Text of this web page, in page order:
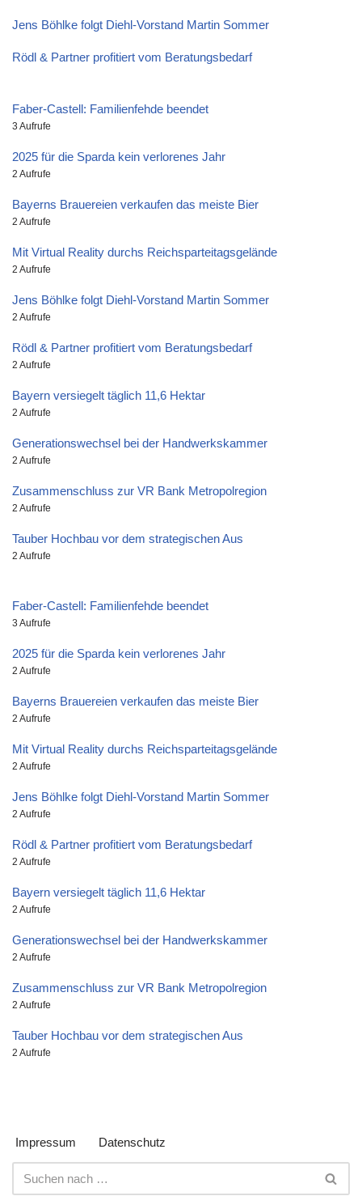
Jens Böhlke folgt Diehl-Vorstand Martin Sommer
Rödl & Partner profitiert vom Beratungsbedarf
Faber-Castell: Familienfehde beendet
3 Aufrufe
2025 für die Sparda kein verlorenes Jahr
2 Aufrufe
Bayerns Brauereien verkaufen das meiste Bier
2 Aufrufe
Mit Virtual Reality durchs Reichsparteitagsgelände
2 Aufrufe
Jens Böhlke folgt Diehl-Vorstand Martin Sommer
2 Aufrufe
Rödl & Partner profitiert vom Beratungsbedarf
2 Aufrufe
Bayern versiegelt täglich 11,6 Hektar
2 Aufrufe
Generationswechsel bei der Handwerkskammer
2 Aufrufe
Zusammenschluss zur VR Bank Metropolregion
2 Aufrufe
Tauber Hochbau vor dem strategischen Aus
2 Aufrufe
Faber-Castell: Familienfehde beendet
3 Aufrufe
2025 für die Sparda kein verlorenes Jahr
2 Aufrufe
Bayerns Brauereien verkaufen das meiste Bier
2 Aufrufe
Mit Virtual Reality durchs Reichsparteitagsgelände
2 Aufrufe
Jens Böhlke folgt Diehl-Vorstand Martin Sommer
2 Aufrufe
Rödl & Partner profitiert vom Beratungsbedarf
2 Aufrufe
Bayern versiegelt täglich 11,6 Hektar
2 Aufrufe
Generationswechsel bei der Handwerkskammer
2 Aufrufe
Zusammenschluss zur VR Bank Metropolregion
2 Aufrufe
Tauber Hochbau vor dem strategischen Aus
2 Aufrufe
Impressum Datenschutz